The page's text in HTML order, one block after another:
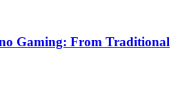
Gaming: From Traditional